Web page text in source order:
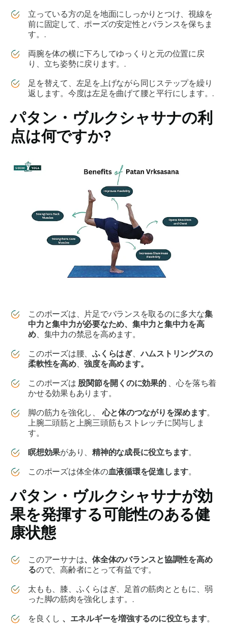
立っている方の足を地面にしっかりとつけ、視線を
前に固定して、ポーズの安定性とバランスを保ちま
す。.
両腕を体の横に下ろしてゆっくりと元の位置に戻
り、立ち姿勢に戻ります。.
足を替えて、左足を上げながら同じステップを繰り
返します。今度は左足を曲げて腰と平行にします。.
パタン・ヴルクシャサナの利
点は何ですか?
このポーズは、片足でバランスを取るのに多大な集
中力と集中力が必要なため、集中力と集中力を高
め、集中力の禁忌を高めます。
このポーズは腰、ふくらはぎ、ハムストリングスの
柔軟性を高め、強度を高めます。
このポーズは 股関節を開くのに効果的、心を落ち着
かせる効果もあります。
脚の筋力を強化し、心と体のつながりを深めます。
上腕二頭筋と上腕三頭筋もストレッチに関与しま
す。
瞑想効果があり、精神的な成長に役立ちます。
このポーズは体全体の血液循環を促進します。
パタン・ ヴルクシャサナが効
果を発揮する可能性のある健
康状態
このアーサナは、体全体のバランスと協調性を高め
るので、高齢者にとって有益です。
太もも、膝、ふくらはぎ、足首の筋肉とともに、弱
った脚の筋肉を強化します。.
を良くし 、エネルギーを増強するのに役立ちます。